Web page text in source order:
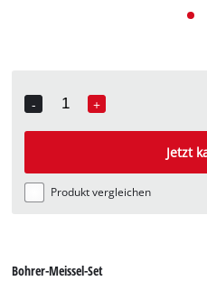
-
Quantity
+
Jetzt
Produkt vergleichen
Bohrer-Meissel-Set